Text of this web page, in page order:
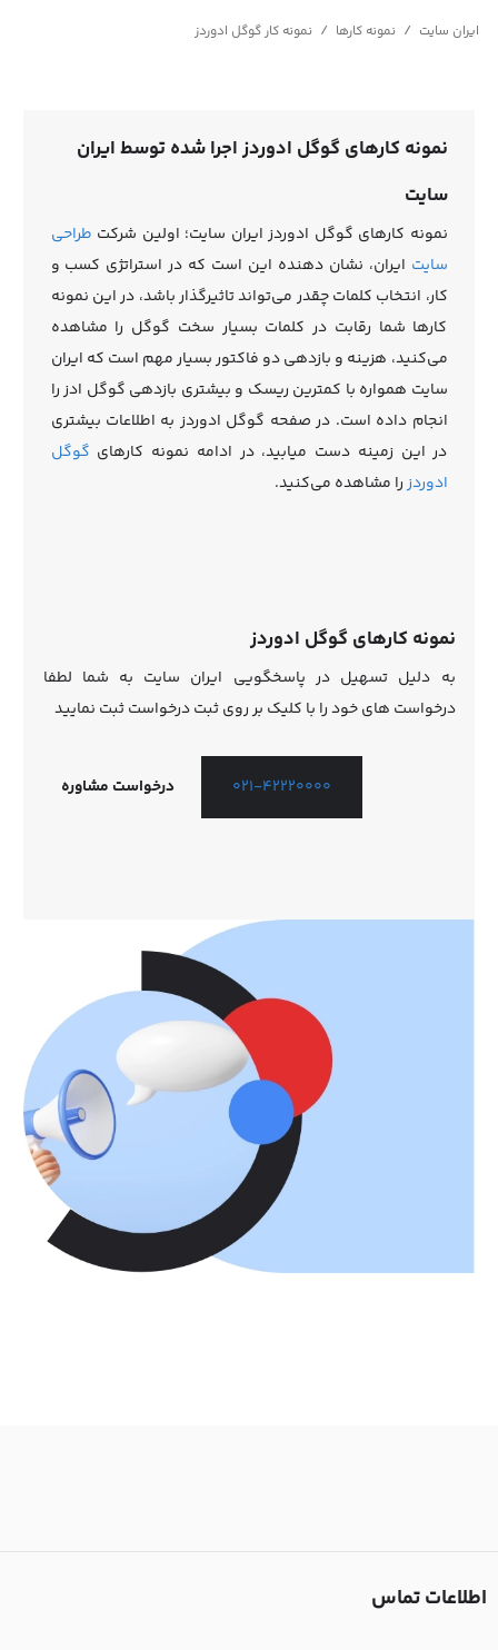
ایران سایت / نمونه کارها / نمونه کار گوگل ادوردز
نمونه کارهای گوگل ادوردز اجرا شده توسط ایران
سایت
نمونه کارهای گوگل ادوردز ایران سایت؛ اولین شرکت طراحی
سایت ایران، نشان دهنده این است که در استراتژی کسب و
کار، انتخاب کلمات چقدر می‌تواند تاثیرگذار باشد، در این نمونه
کارها شما رقابت در کلمات بسیار سخت گوگل را مشاهده
می‌کنید، هزینه و بازدهی دو فاکتور بسیار مهم است که ایران
سایت همواره با کمترین ریسک و بیشتری بازدهی گوگل ادز را
انجام داده است. در صفحه گوگل ادوردز به اطلاعات بیشتری
در این زمینه دست میابید، در ادامه نمونه کارهای گوگل
ادوردزرا مشاهده می‌کنید.
نمونه کارهای گوگل ادوردز
به دلیل تسهیل در پاسخگویی ایران سایت به شما لطفا
درخواست های خود را با کلیک بر روی ثبت درخواست ثبت نمایید
021-42220000 درخواست مشاوره
اطلاعات تماس